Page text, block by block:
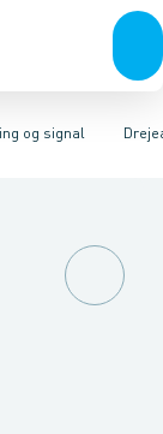
og signal
og softstartere